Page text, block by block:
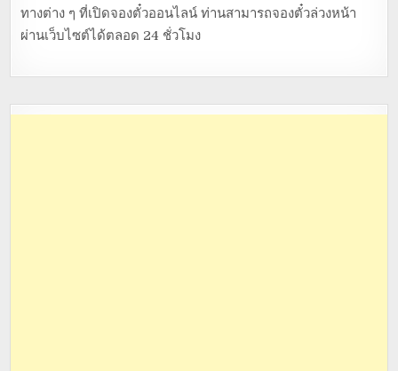
ทางต่าง ๆ ที่เปิดจองตั๋วออนไลน์ ท่านสามารถจองตั๋วล่วงหน้า
ผ่านเว็บไซต์ได้ตลอด 24 ชั่วโมง